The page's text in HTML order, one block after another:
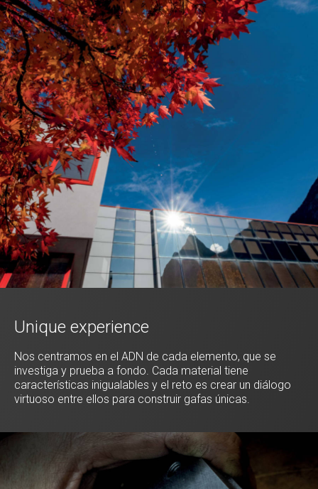
Unique experience
Nos centramos en el ADN de cada elemento, que se
investiga y prueba a fondo. Cada material tiene
características inigualables y el reto es crear un diálogo
virtuoso entre ellos para construir gafas únicas.